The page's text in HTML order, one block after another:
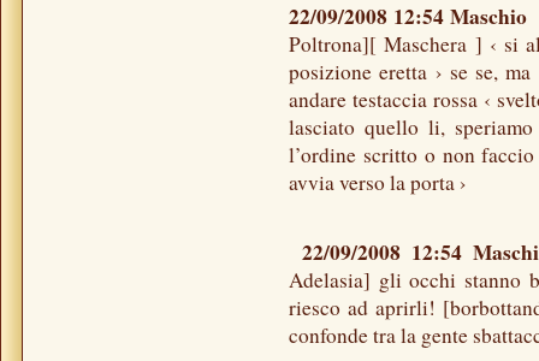
22/09/2008 12:54
Poltrona][ Maschera ] ‹ si
posizione eretta › se se,
andare testaccia rossa ‹
lasciato quello li,
l’ordine scritto o non
avvia verso la porta ›
22/09/2008 12:54
Adelasia] gli occhi stanno
riesco ad aprirli!
confonde tra la gente